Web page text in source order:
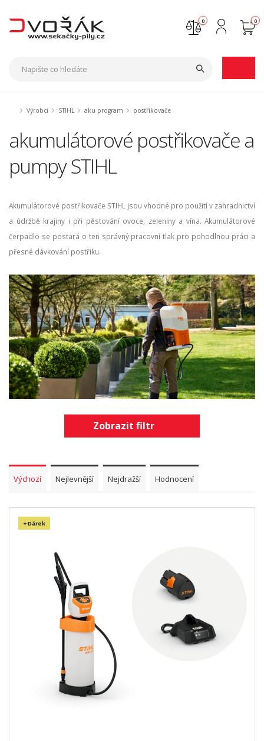
0
0
Výrobci STIHL aku program postřikovače
akumulátorové postřikovače a
pumpy STIHL
Akumulátorové postřikovače STIHL jsou vhodné pro použití v zahradnictví
a údržbě krajiny i při pěstování ovoce, zeleniny a vína. Akumulátorové
čerpadlo se postará o ten správný pracovní tlak pro pohodlnou práci a
přesné dávkování postřiku.
Zobrazit filtr
Výchozí Nejlevnější Nejdražší Hodnocení
+ Dárek